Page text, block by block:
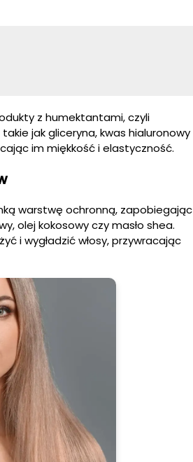
z humektantami, czyli
jak gliceryna, kwas hialuronowy
im miękkość i elastyczność.
warstwę ochronną, zapobiegając
olej kokosowy czy masło shea.
i wygładzić włosy, przywracając